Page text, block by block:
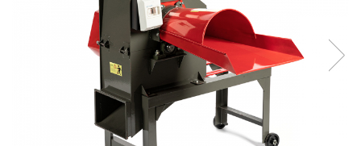
Scutere electrice
Scutere pe benzina
Tricicluri cargo fara permis
Tricicluri persoane
Trotinete electrice
Biciclete, trotinete, triciclete